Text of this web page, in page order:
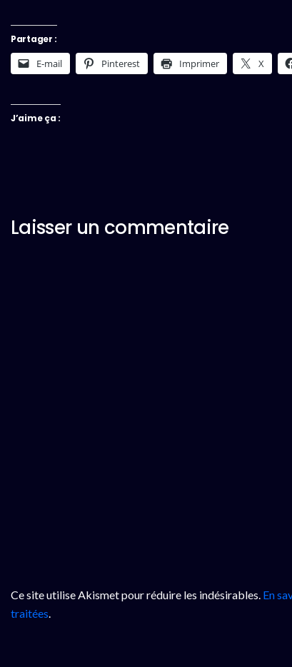
Partager :
E-mail Pinterest Imprimer X
J’aime ça :
Laisser un commentaire
Ce site utilise Akismet pour réduire les indésirables. En
traitées.